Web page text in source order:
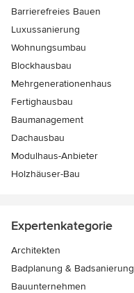
Barrierefreies Bauen
Luxussanierung
Wohnungsumbau
Blockhausbau
Mehrgenerationenhaus
Fertighausbau
Baumanagement
Dachausbau
Modulhaus-Anbieter
Holzhäuser-Bau
Expertenkategorie
Architekten
Badplanung & Badsanierung
Bauunternehmen